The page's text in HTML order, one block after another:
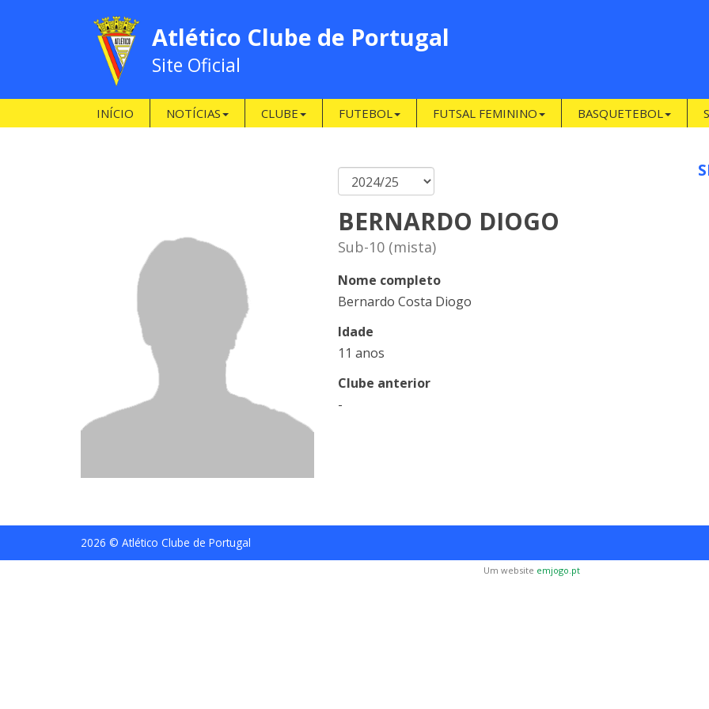
Atlético Clube de Portugal
Site Oficial
INÍCIO NOTÍCIAS CLUBE FUTEBOL FUTSAL FEMININO BASQUETEBOL
BERNARDO DIOGO
Sub-10 (mista)
Nome completo
Bernardo Costa Diogo
Idade
11 anos
Clube anterior
-
2026 © Atlético Clube de Portugal
Um website emjogo.pt